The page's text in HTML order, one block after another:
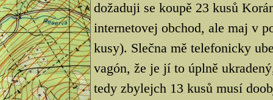
dožaduji se koupě 23 kusů
internetovej obchod, ale maj v
kusy). Slečna mě telefonicky
vagón, že je jí to úplně
tedy zbylejch 13 kusů musí